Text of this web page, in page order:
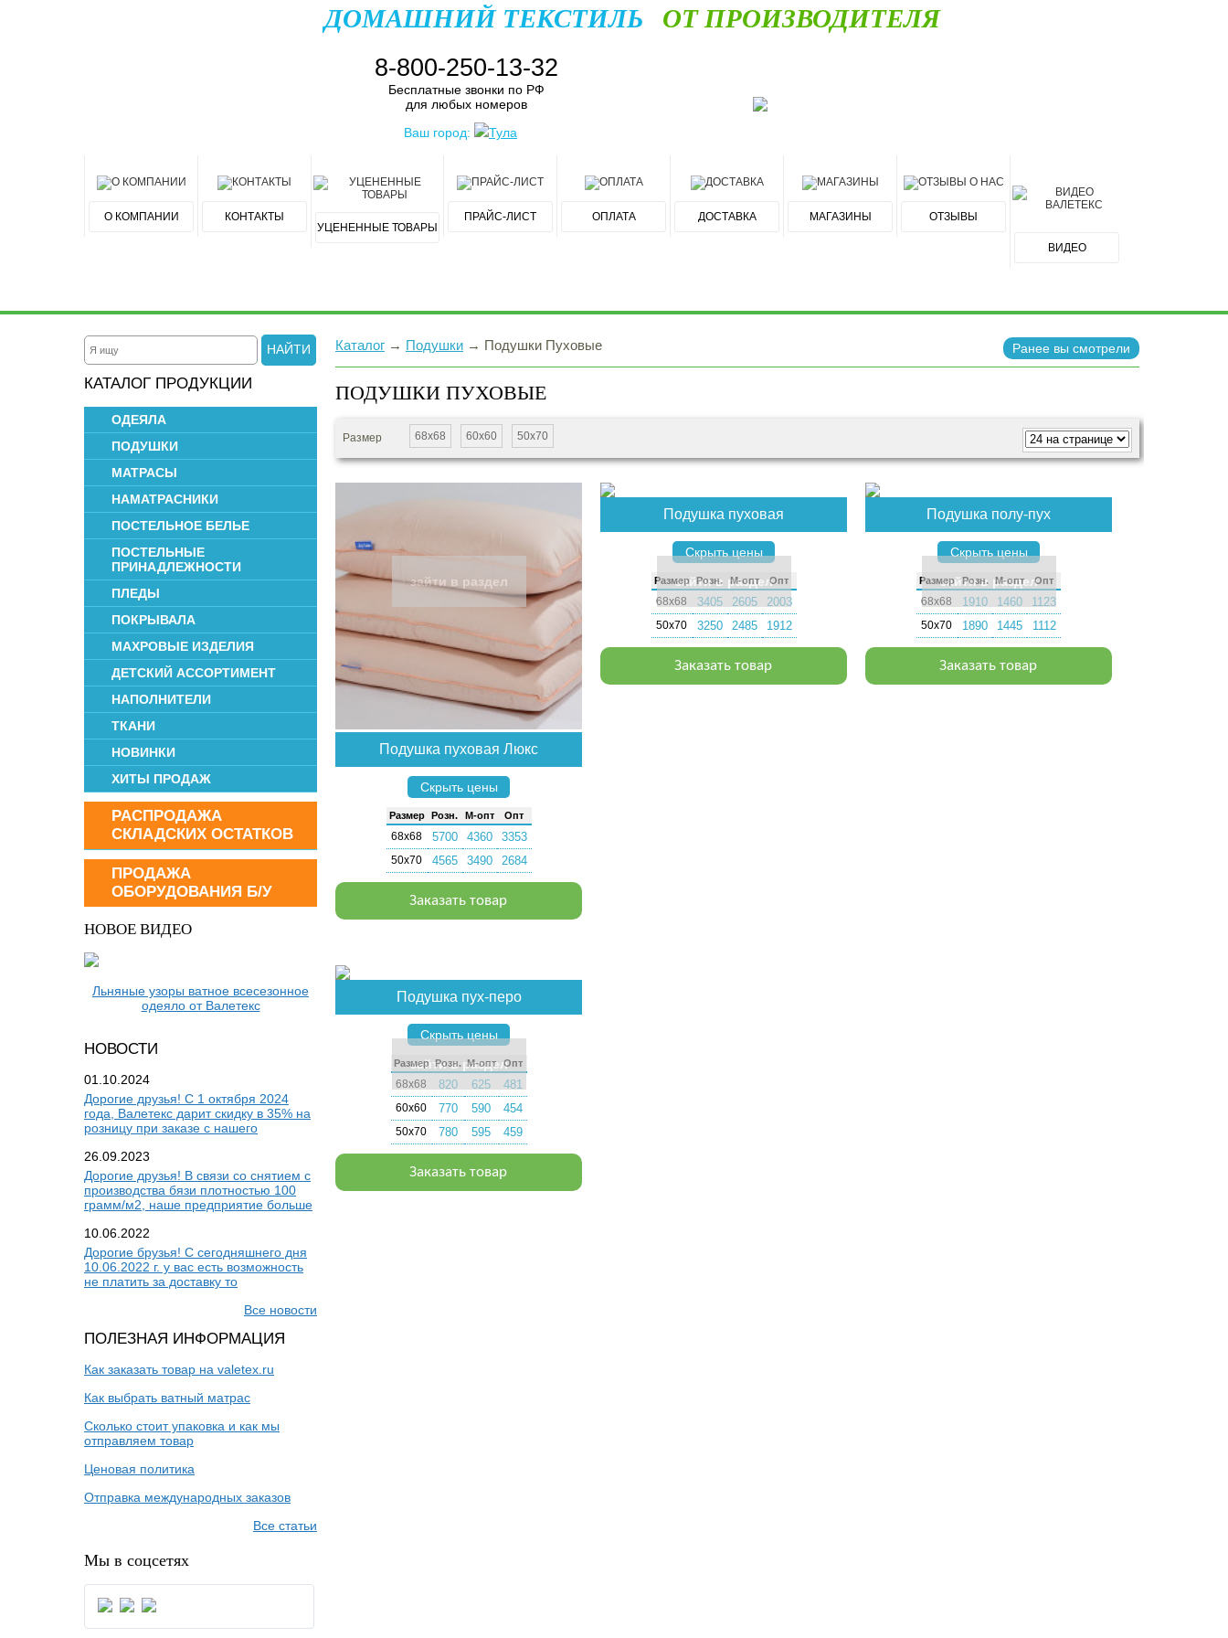
ДОМАШНИЙ ТЕКСТИЛЬ ОТ ПРОИЗВОДИТЕЛЯ
8-800-250-13-32
Бесплатные звонки по РФ
для любых номеров
Ваш город:
Тула
О КОМПАНИИ
КОНТАКТЫ
УЦЕНЕННЫЕ ТОВАРЫ
ПРАЙС-ЛИСТ ОПЛАТА ДОСТАВКА МАГАЗИНЫ ОТЗЫВЫ
ВИДЕО
НАЙТИ
КАТАЛОГ ПРОДУКЦИИ
ОДЕЯЛА
ПОДУШКИ
МАТРАСЫ
НАМАТРАСНИКИ
ПОСТЕЛЬНОЕ БЕЛЬЕ
ПОСТЕЛЬНЫЕ
ПРИНАДЛЕЖНОСТИ
ПЛЕДЫ
ПОКРЫВАЛА
МАХРОВЫЕ ИЗДЕЛИЯ
ДЕТСКИЙ АССОРТИМЕНТ
НАПОЛНИТЕЛИ
ТКАНИ
НОВИНКИ
ХИТЫ ПРОДАЖ
РАСПРОДАЖА
СКЛАДСКИХ ОСТАТКОВ
ПРОДАЖА
ОБОРУДОВАНИЯ Б/У
НОВОЕ ВИДЕО
Льняные узоры ватное всесезонное
одеяло от Валетекс
НОВОСТИ
01.10.2024
Дорогие друзья! С 1 октября 2024
года, Валетекс дарит скидку в 35% на
розницу при заказе с нашего
26.09.2023
Дорогие друзья! В связи со снятием с
производства бязи плотностью 100
грамм/м2, наше предприятие больше
10.06.2022
Дорогие брузья! С сегодняшнего дня
10.06.2022 г. у вас есть возможность
не платить за доставку то
Все новости
ПОЛЕЗНАЯ ИНФОРМАЦИЯ
Как заказать товар на valetex.ru
Как выбрать ватный матрас
Сколько стоит упаковка и как мы
отправляем товар
Ценовая политика
Отправка международных заказов
Все статьи
Мы в соцсетях
Каталог → Подушки → Подушки Пуховые Ранее вы смотрели
ПОДУШКИ ПУХОВЫЕ
Размер 68х68 60х60 50х70
Подушка пуховая Люкс
зайти в раздел
Скрыть цены
Раз­мер Розн. М-опт Опт
68х68 5700 4360 3353
50х70 4565 3490 2684
Заказать товар
Подушка пуховая
зайти в раздел
Скрыть цены
Раз­мер Розн. М-опт Опт
68х68 3405 2605 2003
50х70 3250 2485 1912
Заказать товар
Подушка полу-пух
зайти в раздел
Скрыть цены
Раз­мер Розн. М-опт Опт
68х68 1910 1460 1123
50х70 1890 1445 1112
Заказать товар
Подушка пух-перо
зайти в раздел
Скрыть цены
Раз­мер Розн. М-опт Опт
68х68 820 625 481
60х60 770 590 454
50х70 780 595 459
Заказать товар